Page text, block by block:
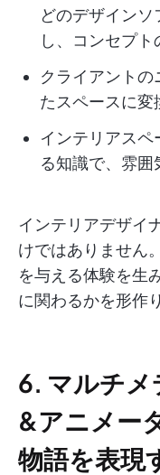
どのデザイン
し、コンセプト
クライアント
たスペースに変
インテリアス
る知識で、雰囲
インテリアデザイ
けではありません
を与える体験を生
に関わるかを形作
6. マルチメ
&アニメー
物語を表現